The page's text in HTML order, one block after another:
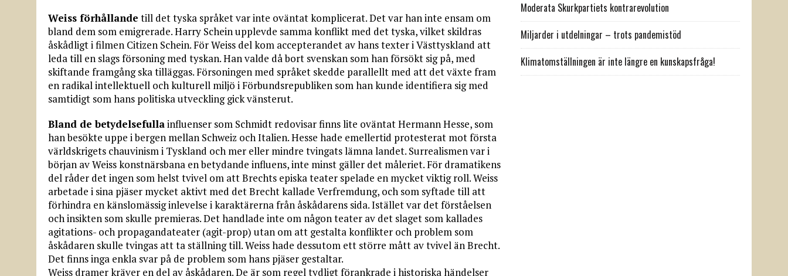
Weiss förhållande till det tyska språket var inte oväntat komplicerat. Det var han inte ensam om
bland dem som emigrerade. Harry Schein upplevde samma konflikt med det tyska, vilket skildras
åskådligt i filmen Citizen Schein. För Weiss del kom accepterandet av hans texter i Västtyskland att
leda till en slags försoning med tyskan. Han valde då bort svenskan som han försökt sig på, med
skiftande framgång ska tilläggas. Försoningen med språket skedde parallellt med att det växte fram
en radikal intellektuell och kulturell miljö i Förbundsrepubliken som han kunde identifiera sig med
samtidigt som hans politiska utveckling gick vänsterut.
Bland de betydelsefullainfluenser som Schmidt redovisar finns lite oväntat Hermann Hesse, som
han besökte uppe i bergen mellan Schweiz och Italien. Hesse hade emellertid protesterat mot första
världskrigets chauvinism i Tyskland och mer eller mindre tvingats lämna landet. Surrealismen var i
början av Weiss konstnärsbana en betydande influens, inte minst gäller det måleriet. För dramatikens
del råder det ingen som helst tvivel om att Brechts episka teater spelade en mycket viktig roll. Weiss
arbetade i sina pjäser mycket aktivt med det Brecht kallade Verfremdung, och som syftade till att
förhindra en känslomässig inlevelse i karaktärerna från åskådarens sida. Istället var det förståelsen
och insikten som skulle premieras. Det handlade inte om någon teater av det slaget som kallades
agitations- och propagandateater (agit-prop) utan om att gestalta konflikter och problem som
åskådaren skulle tvingas att ta ställning till. Weiss hade dessutom ett större mått av tvivel än Brecht.
Det finns inga enkla svar på de problem som hans pjäser gestaltar.
Weiss dramer kräver en del av åskådaren. De är som regel tydligt förankrade i historiska händelser
Moderata Skurkpartiets kontrarevolution
Miljarder i utdelningar – trots pandemistöd
Klimatomställningen är inte längre en kunskapsfråga!